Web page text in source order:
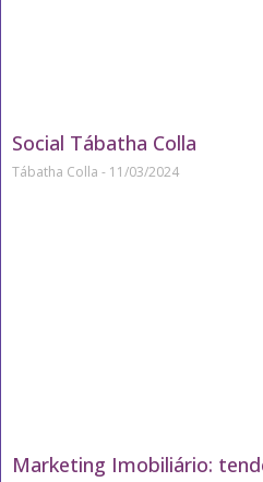
Social Tábatha Colla
Tábatha Colla 11/03/2024
Marketing Imobiliário: